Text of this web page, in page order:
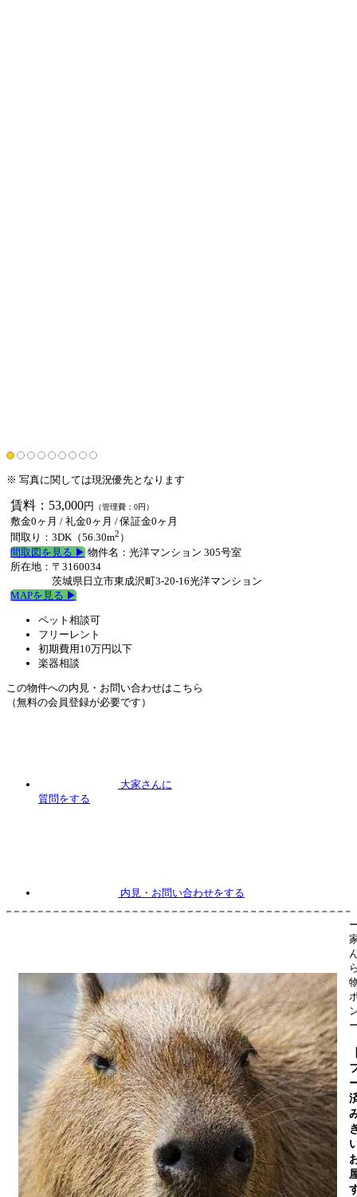
※ 写真に関しては現況優先となります
賃料：53,000円 （管理費：0円）
敷金0ヶ月 / 礼金0ヶ月 /保証金0ヶ月
間取り：3DK（56.30m2 ）
間取図を見る ▶︎ 物件名：光洋マンション 305号室
所在地：〒3160034
茨城県日立市東成沢町3-20-16光洋マンション
MAPを見る ▶︎
ペット相談可
フリーレント
初期費用10万円以下
楽器相談
この物件への内見・お問い合わせはこちら
（無料の会員登録が必要です）
大家さんに
質問をする
内見 ・お問い合わせをする